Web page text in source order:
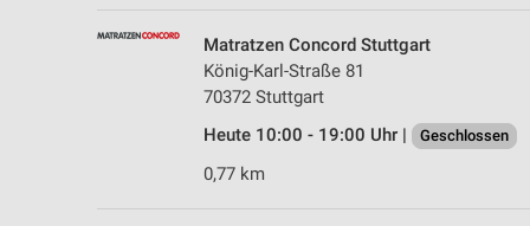
Matratzen Concord Stuttgart
König-Karl-Straße 81
70372 Stuttgart
Heute 10:00 - 19:00 Uhr |
Geschlossen
0,77 km